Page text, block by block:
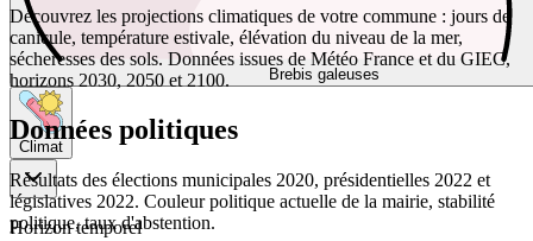
Brebis galeuses
Climat
Horizon temporel
Découvrez les projections climatiques de votre commune : jours de
canicule, température estivale, élévation du niveau de la mer,
sécheresses des sols. Données issues de Météo France et du GIEC,
horizons 2030, 2050 et 2100.
Données politiques
Résultats des élections municipales 2020, présidentielles 2022 et
législatives 2022. Couleur politique actuelle de la mairie, stabilité
politique, taux d'abstention.